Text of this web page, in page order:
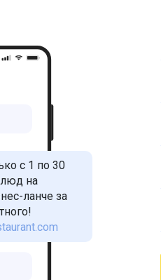
с 1 по 30
на
ланче за